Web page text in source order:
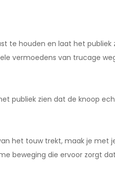
te houden en laat het publiek
vermoedens van trucage
publiek zien dat de knoop
het touw trekt, maak je met
beweging die ervoor zorgt